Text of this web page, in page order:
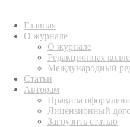
Главная
О журнале
О журнале
Редакционная
Международный
Статьи
Авторам
Правила
Лицензионный
Загрузить статью